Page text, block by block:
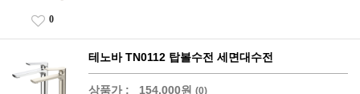
0
테노바 TN0112 탑볼수전 세면대수전
상품가 : 154,000원 (0)